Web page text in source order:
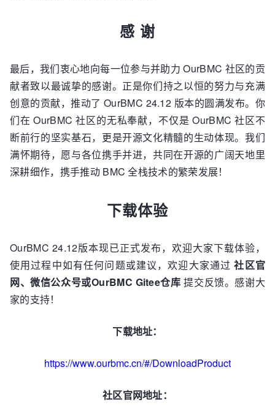
感 谢
最后，我们衷心地向每一位参与并助力 OurBMC 社区的贡
献者致以最诚挚的感谢。正是你们持之以恒的努力与充满
创意的贡献，推动了 OurBMC 24.12 版本的圆满发布。你
们在 OurBMC 社区的无私奉献，不仅是 OurBMC 社区不
断前行的坚实基石，更是开源文化精髓的生动体现。我们
满怀期待，愿与各位携手并进，共同在开源的广阔天地里
深耕细作，携手推动 BMC 全栈技术的繁荣发展！
下载体验
OurBMC 24.12版本现已正式发布，欢迎大家下载体验，
使用过程中如有任何问题或建议，欢迎大家通过社区官
网、微信公众号或OurBMC Gitee仓库 提交反馈。感谢大
家的支持！
下载地址：
https://www.ourbmc.cn/#/DownloadProduct
社区官网地址：